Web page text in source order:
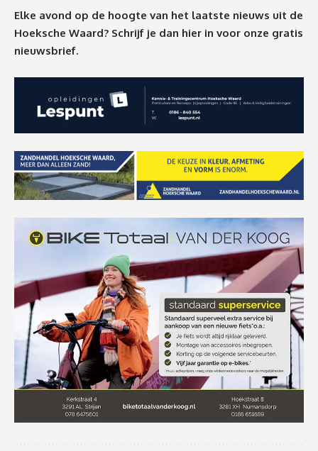
Elke avond op de hoogte van het laatste nieuws uit de
Hoeksche Waard? Schrijf je dan hier in voor onze gratis
nieuwsbrief.